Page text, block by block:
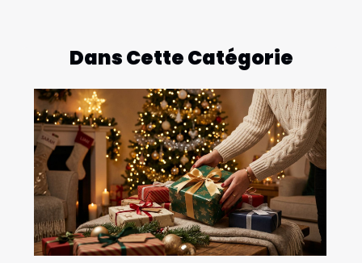
Dans Cette Catégorie